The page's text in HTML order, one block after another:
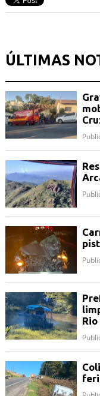
ÚLTIMAS